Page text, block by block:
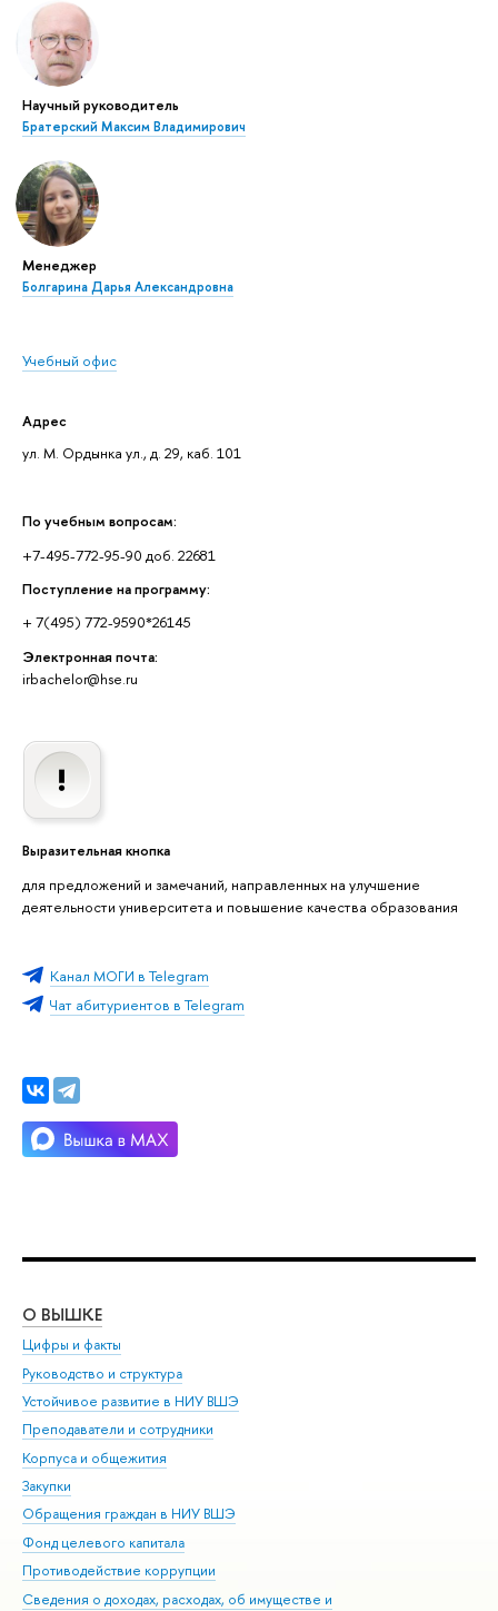
Научный руководитель
Братерский Максим Владимирович
Менеджер
Болгарина Дарья Александровна
Учебный офис
Адрес
ул. М. Ордынка ул., д. 29, каб. 101
По учебным вопросам:
+7-495-772-95-90 доб. 22681
Поступление на программу:
+ 7(495) 772-9590*26145
Электронная почта:
irbachelor@hse.ru
ыразительная кнопка
для предложений и замечаний, направленных на улучшение
деятельности университета и повышение качества образования
Канал МОГИ в Telegram
Чат абитуриентов в Telegram
О ВЫШКЕ
Цифры и факты
Руководство и структура
Устойчивое развитие в НИУ ВШЭ
Преподаватели и сотрудники
Корпуса и общежития
Закупки
Обращения граждан в НИУ ВШЭ
Фонд целевого капитала
Противодействие коррупции
Сведения о доходах, расходах, об имуществе и